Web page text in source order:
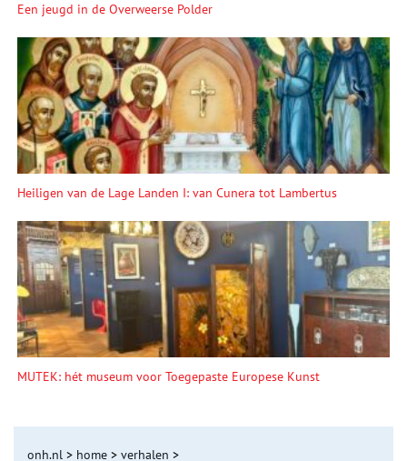
Een jeugd in de Overweerse Polder
Heiligen van de Lage Landen I: van Cunera tot Lambertus
MUTEK: hét museum voor Toegepaste Europese Kunst
onh.nl > home > verhalen >